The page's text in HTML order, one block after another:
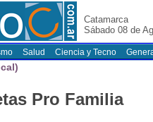
Catamarca
Sábado 08 de
Salud Ciencia y Tecno
Pro Familia